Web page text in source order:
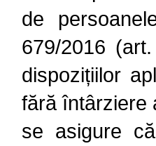
de
679/2016
dispozițiilor
fără întârziere
se asigure